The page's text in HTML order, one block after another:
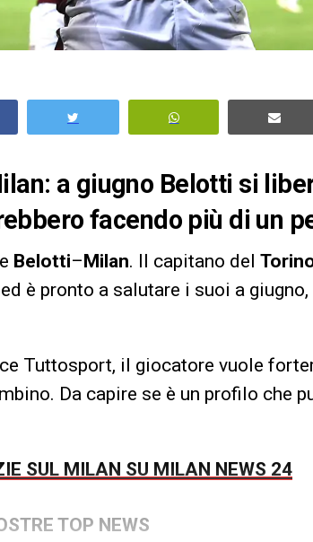
a giugno Belotti si
facendo più di un
Belotti–Milan. Il capitano del
è pronto a salutare i suoi a
Tuttosport, il giocatore vuole
Da capire se è un profilo che
SUL MILAN SU MILAN NEWS 24
TOP NEWS